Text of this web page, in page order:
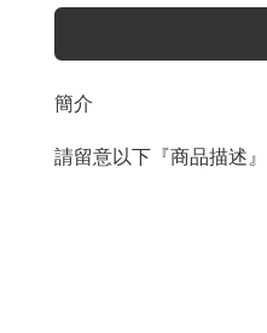
簡介
請留意以下『商品描述』